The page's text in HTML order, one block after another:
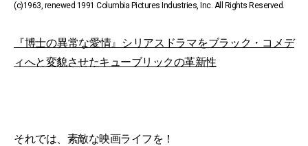
(c)1963, renewed 1991 Columbia Pictures Industries, Inc. All Rights Reserved.
『博士の異常な愛情』シリアスドラマをブラック・コメデ
ィへと変貌させたキューブリックの革新性
それでは、素敵な映画ライフを！